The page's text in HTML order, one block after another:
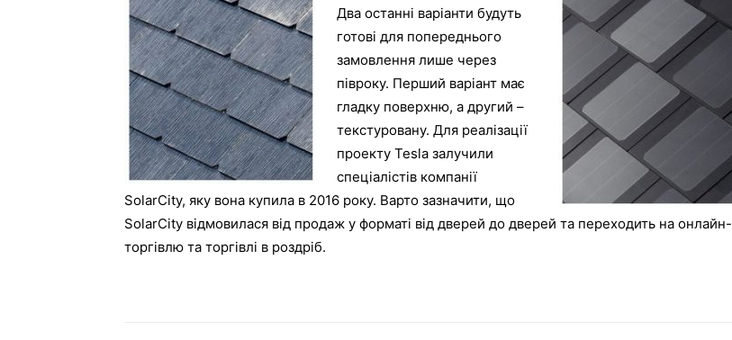
Два останні варіанти будуть
готові для попереднього
замовлення лише через
півроку. Перший варіант має
гладку поверхню, а другий –
текстуровану. Для реалізації
проекту Tesla залучили
спеціалістів компанії
SolarCity, яку вона купила в 2016 року. Варто зазначити, що
SolarCity відмовилася від продаж у форматі від дверей до дверей та переходить на онлайн-
торгівлю та торгівлі в роздріб.